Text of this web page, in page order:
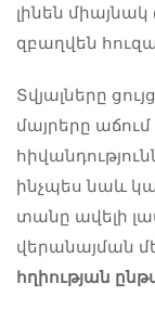
լինեն
զբաղվեն
Տվյալները
մայրերը
ինչպես նաև
տանը ավելի
վերանայման
հղիության